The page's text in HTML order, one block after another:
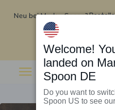
Neu bei Marley Spoon?
Rabatt auf deine
Welcome!
landed on
Spoon DE
Do you want to
Spoon US to see